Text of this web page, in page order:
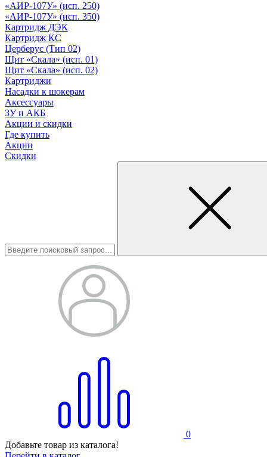
«АИР-107У» (исп. 250)
«АИР-107У» (исп. 350)
Картридж ДЭК
Картридж КС
Церберус (Тип 02)
Щит «Скала» (исп. 01)
Щит «Скала» (исп. 02)
Картриджи
Насадки к шокерам
Аксессуары
ЗУ и АКБ
Акции и скидки
Где купить
Акции
Скидки
0
Добавьте товар из каталога!